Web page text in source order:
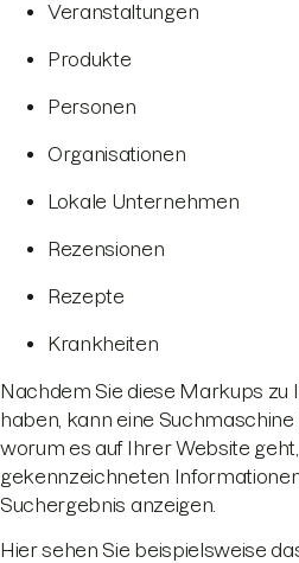
Veranstaltungen
Produkte
Personen
Organisationen
Lokale Unternehmen
Rezensionen
Rezepte
Krankheiten
Nachdem Sie diese Markups zu
haben, kann eine
worum es auf Ihrer Website
gekennzeichneten
Suchergebnis anzeigen.
Hier sehen Sie beispielsweise